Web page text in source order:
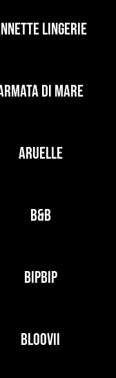
LINGERIE
DI MARE
ARUELLE
B&B
BIPBIP
BLOOVII